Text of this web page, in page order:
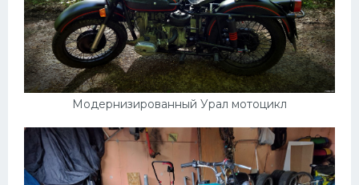
Модернизированный Урал мотоцикл